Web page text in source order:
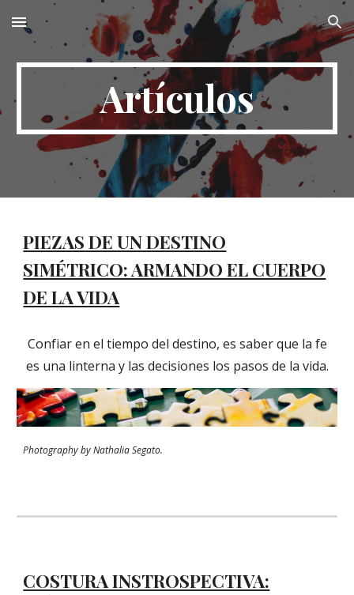
Skip to main content Skip to navigation
Artículos
PIEZAS DE UN DESTINO
SIMÉTRICO: ARMANDO EL CUERPO
DE LA VIDA
Confiar en el tiempo del destino, es saber que la fe
es una linterna y las decisiones los pasos de la vida.
Photography byNathalia Segato.
COSTURA INSTROSPECTIVA: